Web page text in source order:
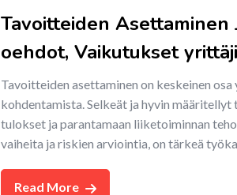
Tavoitteiden Asettaminen
oehdot, Vaikutukset
Tavoitteiden asettaminen on keskeinen
kohdentamista. Selkeät ja hyvin
tulokset ja parantamaan liiketoiminnan
vaiheita ja riskien arviointia, on tärkeä
Read More